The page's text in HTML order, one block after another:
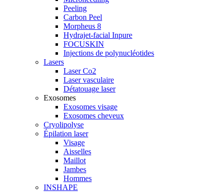
Peeling
Carbon Peel
Morpheus 8
Hydrajet-facial Inpure
FOCUSKIN
Injections de polynucléotides
Lasers
Laser Co2
Laser vasculaire
Détatouage laser
Exosomes
Exosomes visage
Exosomes cheveux
Cryolipolyse
Épilation laser
Visage
Aisselles
Maillot
Jambes
Hommes
INSHAPE